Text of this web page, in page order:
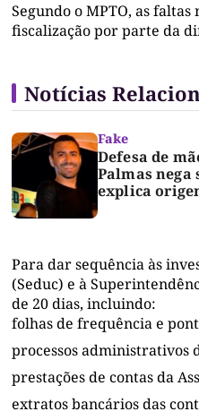
Segundo o MPTO, as
fiscalização por parte da
Notícias
Fake
Defesa de
Palmas nega
explica
Para dar sequência às
(Seduc) e à
de 20 dias, incluindo:
folhas de frequência e
processos administrativos
prestações de contas da
extratos bancários das